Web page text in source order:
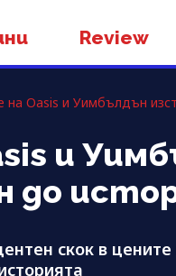
Review
на Oasis и Уимбълдън
и
до
скок в цените